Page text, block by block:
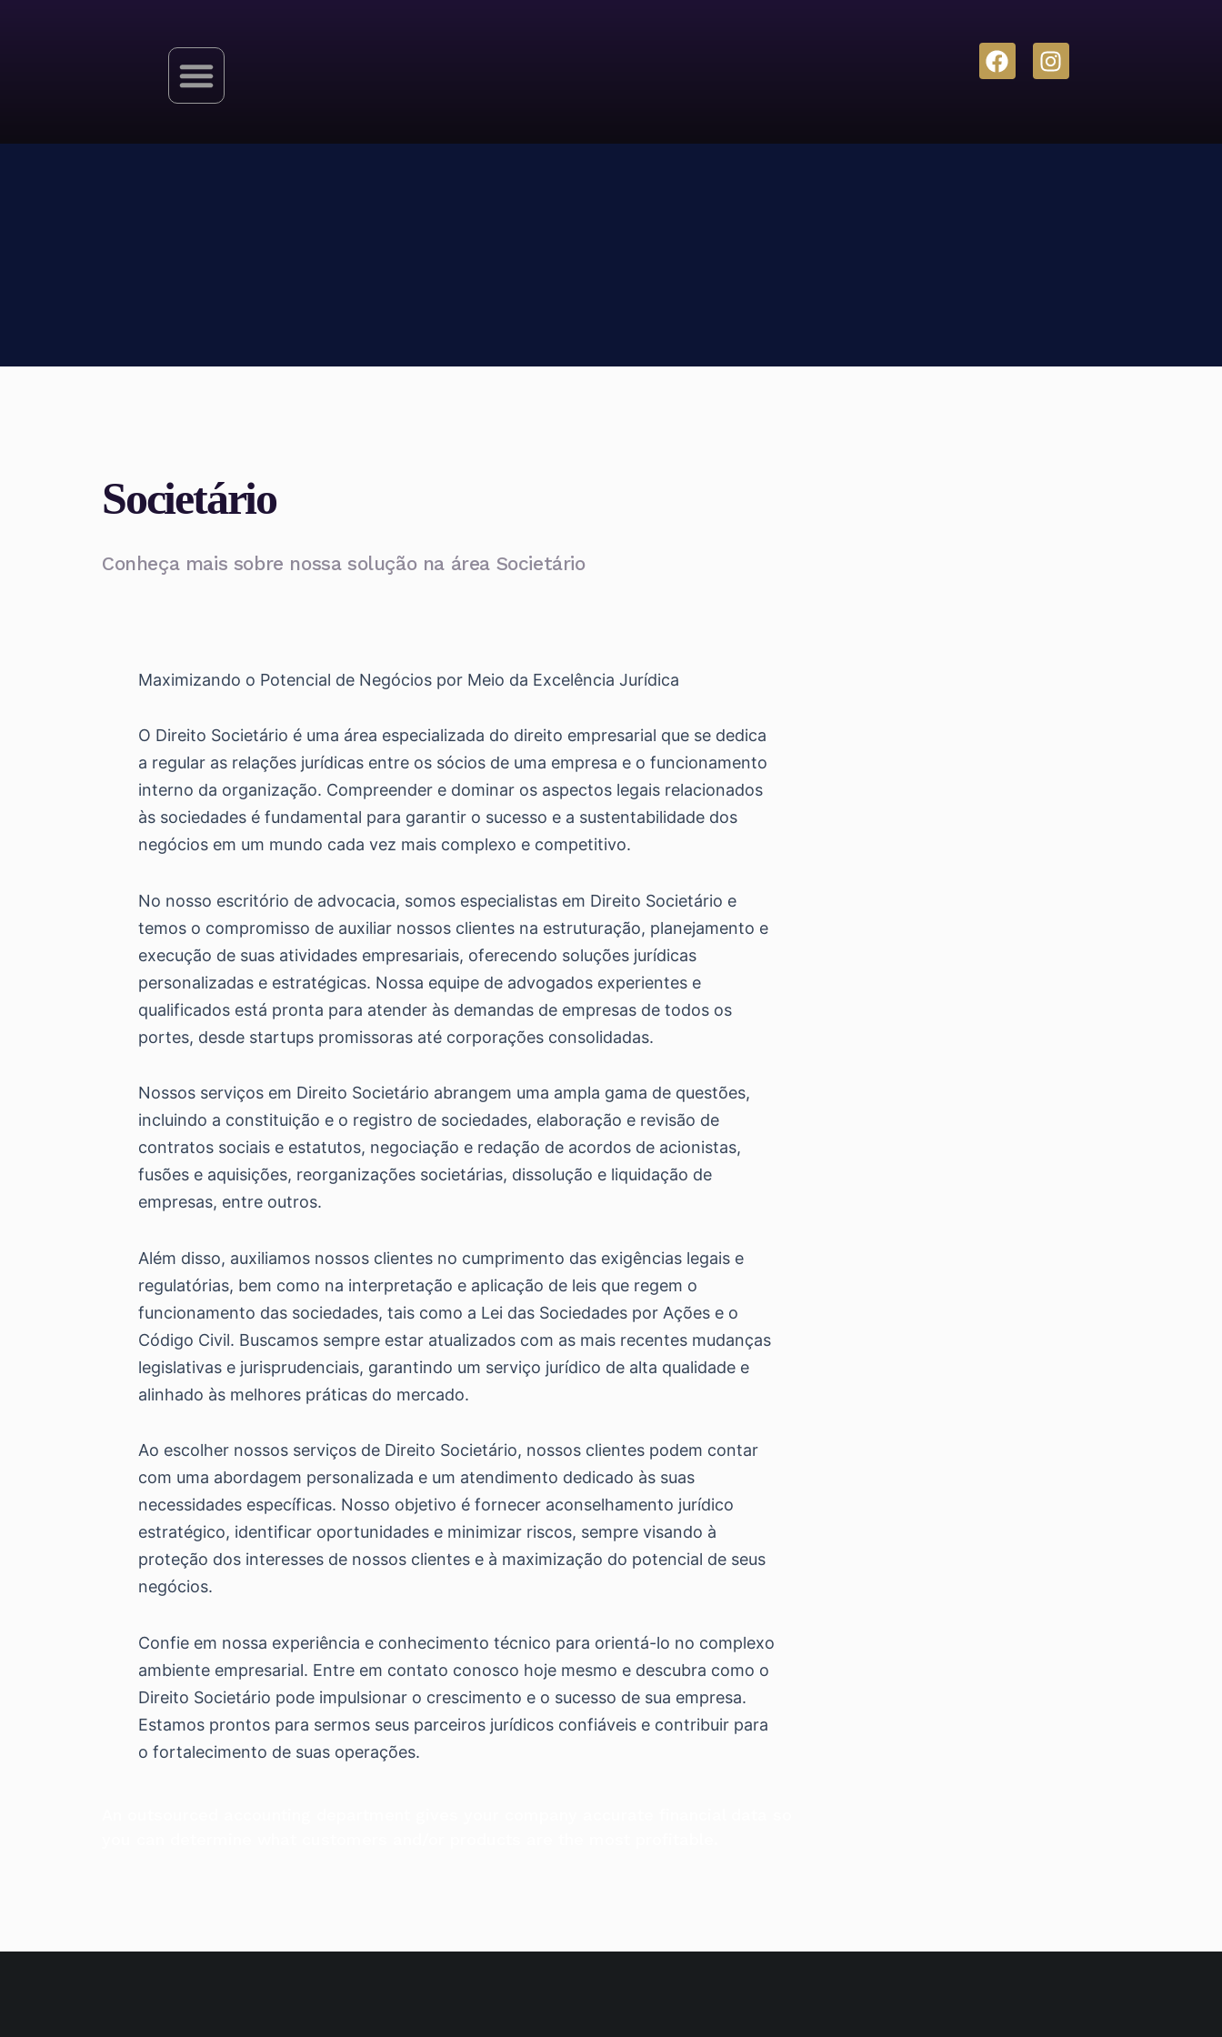
Societário
Conheça mais sobre nossa solução na área Societário
Maximizando o Potencial de Negócios por Meio da Excelência Jurídica
O Direito Societário é uma área especializada do direito empresarial que se dedica
a regular as relações jurídicas entre os sócios de uma empresa e o funcionamento
interno da organização. Compreender e dominar os aspectos legais relacionados
às sociedades é fundamental para garantir o sucesso e a sustentabilidade dos
negócios em um mundo cada vez mais complexo e competitivo.
No nosso escritório de advocacia, somos especialistas em Direito Societário e
temos o compromisso de auxiliar nossos clientes na estruturação, planejamento e
execução de suas atividades empresariais, oferecendo soluções jurídicas
personalizadas e estratégicas. Nossa equipe de advogados experientes e
qualificados está pronta para atender às demandas de empresas de todos os
portes, desde startups promissoras até corporações consolidadas.
Nossos serviços em Direito Societário abrangem uma ampla gama de questões,
incluindo a constituição e o registro de sociedades, elaboração e revisão de
contratos sociais e estatutos, negociação e redação de acordos de acionistas,
fusões e aquisições, reorganizações societárias, dissolução e liquidação de
empresas, entre outros.
Além disso, auxiliamos nossos clientes no cumprimento das exigências legais e
regulatórias, bem como na interpretação e aplicação de leis que regem o
funcionamento das sociedades, tais como a Lei das Sociedades por Ações e o
Código Civil. Buscamos sempre estar atualizados com as mais recentes mudanças
legislativas e jurisprudenciais, garantindo um serviço jurídico de alta qualidade e
alinhado às melhores práticas do mercado.
Ao escolher nossos serviços de Direito Societário, nossos clientes podem contar
com uma abordagem personalizada e um atendimento dedicado às suas
necessidades específicas. Nosso objetivo é fornecer aconselhamento jurídico
estratégico, identificar oportunidades e minimizar riscos, sempre visando à
proteção dos interesses de nossos clientes e à maximização do potencial de seus
negócios.
Confie em nossa experiência e conhecimento técnico para orientá-lo no complexo
ambiente empresarial. Entre em contato conosco hoje mesmo e descubra como o
Direito Societário pode impulsionar o crescimento e o sucesso de sua empresa.
Estamos prontos para sermos seus parceiros jurídicos confiáveis e contribuir para
o fortalecimento de suas operações.